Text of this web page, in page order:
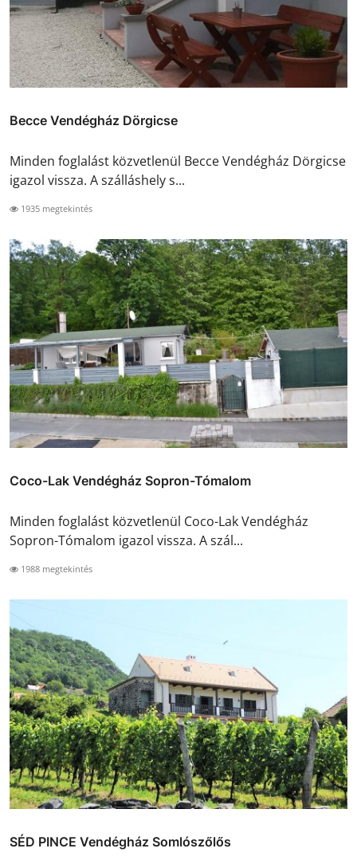
Becce Vendégház Dörgicse
Minden foglalást közvetlenül Becce Vendégház Dörgicse
igazol vissza. A szálláshely s...
1935 megtekintés
Coco-Lak Vendégház Sopron-Tómalom
Minden foglalást közvetlenül Coco-Lak Vendégház
Sopron-Tómalom igazol vissza. A szál...
1988 megtekintés
SÉD PINCE Vendégház Somlószőlős